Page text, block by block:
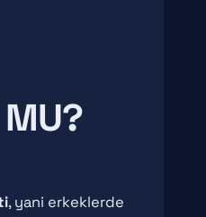
MU?
, yani erkeklerde